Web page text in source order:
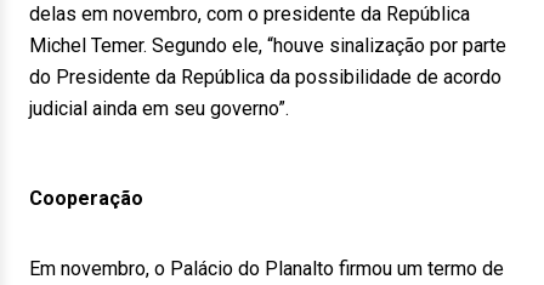
delas em novembro, com o presidente da República
Michel Temer. Segundo ele, “houve sinalização por parte
do Presidente da República da possibilidade de acordo
judicial ainda em seu governo”.
Cooperação
Em novembro, o Palácio do Planalto firmou um termo de